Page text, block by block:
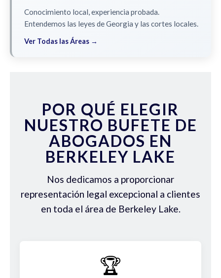
Conocimiento local, experiencia probada.
Entendemos las leyes de Georgia y las cortes locales.
Ver Todas las Áreas →
POR QUÉ ELEGIR
NUESTRO BUFETE DE
ABOGADOS EN
BERKELEY LAKE
Nos dedicamos a proporcionar
representación legal excepcional a clientes
en toda el área de Berkeley Lake.
🏆